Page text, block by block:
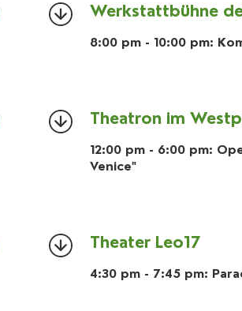
Werkstattbühne
8:00 pm - 10:00 pm:
Theatron im
12:00 pm - 6:00 pm:
Venice"
Theater Leo17
4:30 pm - 7:45 pm: